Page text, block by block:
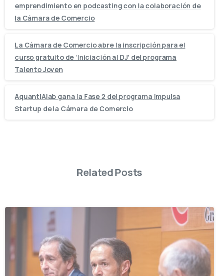
emprendimiento en podcasting con la colaboración de
la Cámara de Comercio
La Cámara de Comercio abre la inscripción para el
curso gratuito de ‘Iniciación al DJ’ del programa
Talento Joven
AquantIAlab gana la Fase 2 del programa Impulsa
Startup de la Cámara de Comercio
Related Posts